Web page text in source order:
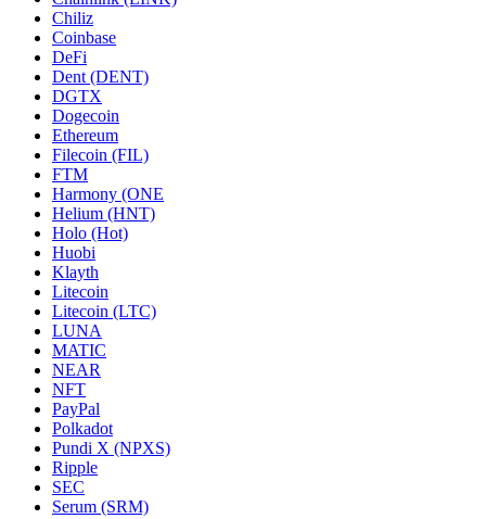
Chiliz
Coinbase
DeFi
Dent (DENT)
DGTX
Dogecoin
Ethereum
Filecoin (FIL)
FTM
Harmony (ONE
Helium (HNT)
Holo (Hot)
Huobi
Klayth
Litecoin
Litecoin (LTC)
LUNA
MATIC
NEAR
NFT
PayPal
Polkadot
Pundi X (NPXS)
Ripple
SEC
Serum (SRM)